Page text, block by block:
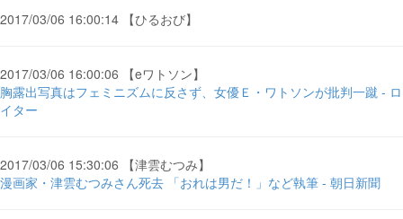
2017/03/06 16:00:14 【ひるおび】
2017/03/06 16:00:06 【eワトソン】
胸露出写真はフェミニズムに反さず、女優Ｅ・ワトソンが批判一蹴 - ロ
イター
2017/03/06 15:30:06 【津雲むつみ】
漫画家・津雲むつみさん死去 「おれは男だ！」など執筆 - 朝日新聞